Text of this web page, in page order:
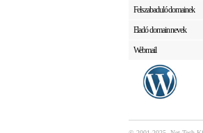
Felszabaduló domainek
Eladó domain nevek
Webmail